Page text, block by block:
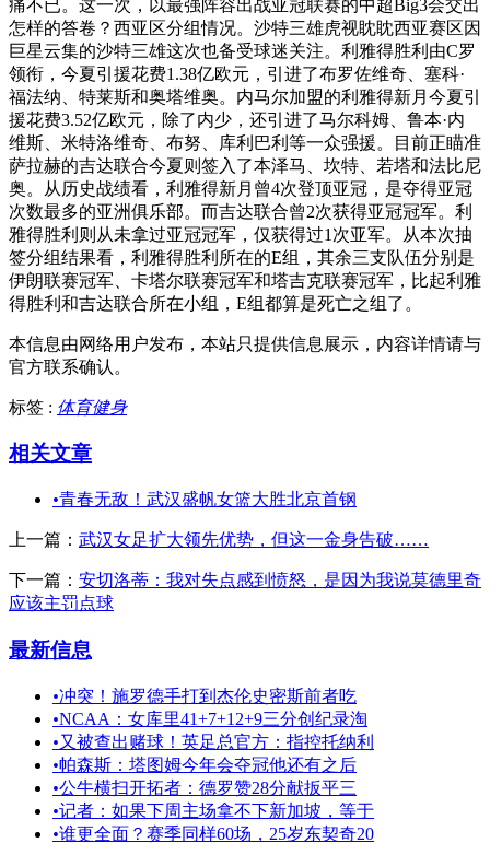
痛不已。这一次，以最强阵容出战亚冠联赛的中超Big3会交出
怎样的答卷？西亚区分组情况。沙特三雄虎视眈眈西亚赛区因
巨星云集的沙特三雄这次也备受球迷关注。利雅得胜利由C罗
领衔，今夏引援花费1.38亿欧元，引进了布罗佐维奇、塞科·
福法纳、特莱斯和奥塔维奥。内马尔加盟的利雅得新月今夏引
援花费3.52亿欧元，除了内少，还引进了马尔科姆、鲁本·内
维斯、米特洛维奇、布努、库利巴利等一众强援。目前正瞄准
萨拉赫的吉达联合今夏则签入了本泽马、坎特、若塔和法比尼
奥。从历史战绩看，利雅得新月曾4次登顶亚冠，是夺得亚冠
次数最多的亚洲俱乐部。而吉达联合曾2次获得亚冠冠军。利
雅得胜利则从未拿过亚冠冠军，仅获得过1次亚军。从本次抽
签分组结果看，利雅得胜利所在的E组，其余三支队伍分别是
伊朗联赛冠军、卡塔尔联赛冠军和塔吉克联赛冠军，比起利雅
得胜利和吉达联合所在小组，E组都算是死亡之组了。
本信息由网络用户发布， 本站只提供信息展示，内容详情请与
官方联系确认。
标签 : 体育健身
相关文章
•青春无敌！武汉盛帆女篮大胜北京首钢
上一篇： 武汉女足扩大领先优势，但这一金身告破……
下一篇： 安切洛蒂：我对失点感到愤怒，是因为我说莫德里奇
应该主罚点球
最新信息
•冲突！施罗德手打到杰伦史密斯前者吃
•NCAA：女库里41+7+12+9三分创纪录淘
•又被查出赌球！英足总官方：指控托纳利
•帕森斯：塔图姆今年会夺冠他还有之后
•公牛横扫开拓者：德罗赞28分献扳平三
•记者：如果下周主场拿不下新加坡，等于
•谁更全面？赛季同样60场，25岁东契奇20